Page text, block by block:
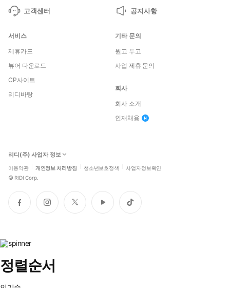
고객센터 공지사항
서비스
제휴카드
뷰어 다운로드
CP사이트
리디바탕
기타 문의
원고 투고
사업 제휴 문의
회사
회사 소개
인재채용
리디(주) 사업자 정보
이용약관 개인정보 처리방침 청소년보호정책 사업자정보확인
© RIDI Corp.
페
이
인
스
트
위
유
튜
틱
톡
정렬순서